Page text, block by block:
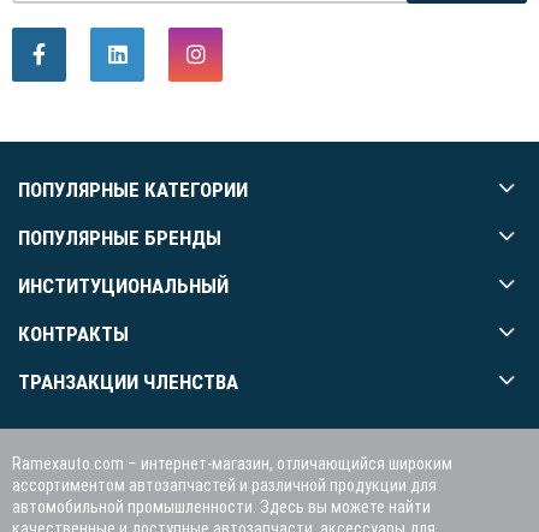
ПОПУЛЯРНЫЕ КАТЕГОРИИ
ПОПУЛЯРНЫЕ БРЕНДЫ
ИНСТИТУЦИОНАЛЬНЫЙ
КОНТРАКТЫ
ТРАНЗАКЦИИ ЧЛЕНСТВА
Ramexauto.com – интернет-магазин, отличающийся широким
ассортиментом автозапчастей и различной продукции для
автомобильной промышленности. Здесь вы можете найти